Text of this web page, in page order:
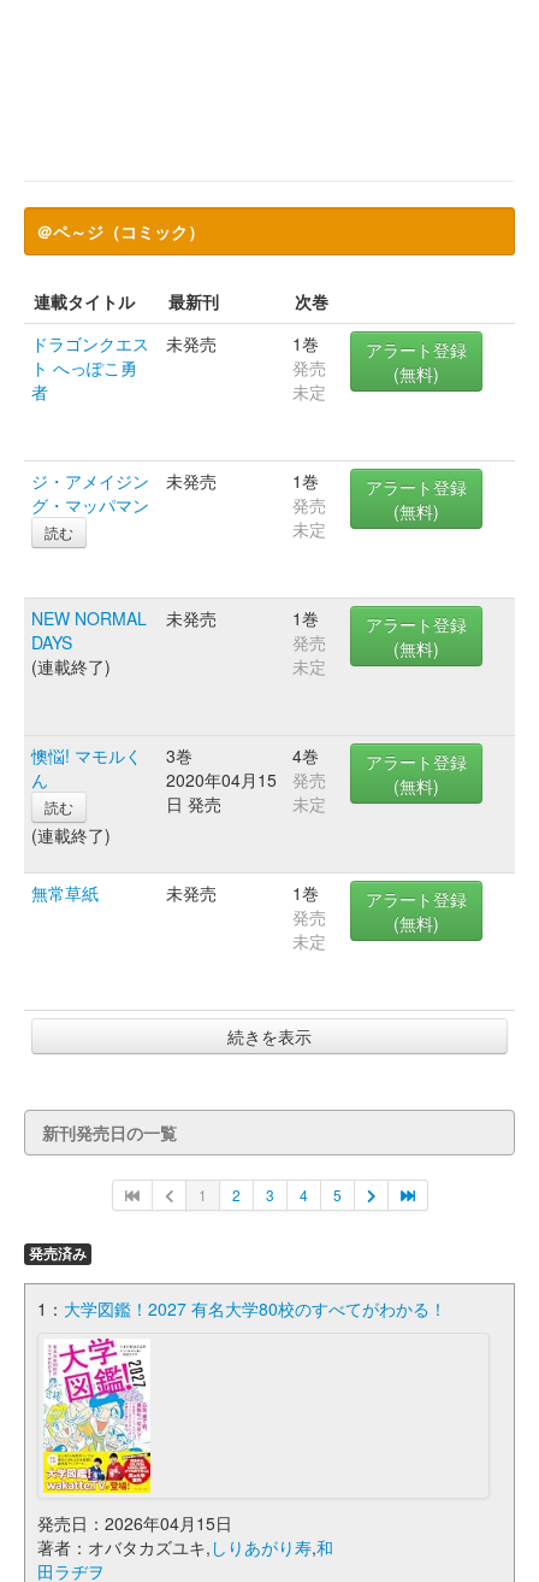
＠ペ～ジ（コミック）
連載タイトル 最新刊
次巻
ドラゴンクエス
ト へっぽこ勇
者
未発売
1巻
発売
未定
アラート登録
(無料)
ジ・アメイジン
グ・マッパマン
読む
未発売
1巻
発売
未定
アラート登録
(無料)
NEW NORMAL
DAYS
(連載終了)
未発売
1巻
発売
未定
アラート登録
(無料)
懊悩! マモルく
ん
読む
(連載終了)
3巻
2020年04月15
日 発売
4巻
発売
未定
アラート登録
(無料)
無常草紙 未発売
1巻
発売
未定
アラート登録
(無料)
続きを表示
新刊発売日の一覧
1 2 3 4 5
発売済み
1： 大学図鑑！2027 有名大学80校のすべてがわかる！
発売日：2026年04月15日
著者：オバタカズユキ, しりあがり寿,和
田ラヂヲ